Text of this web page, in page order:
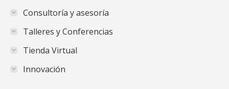
Consultoría y asesoría
Talleres y Conferencias
Tienda Virtual
Innovación